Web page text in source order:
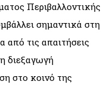
Περιβαλλοντικής
σημαντικά στη
τις απαιτήσεις
διεξαγωγή
στο κοινό της